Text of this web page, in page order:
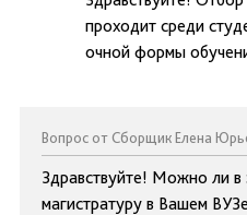
проходит среди
очной формы
Вопрос от Сборщик Елена
Здравствуйте! Можно ли в
магистратуру в Вашем